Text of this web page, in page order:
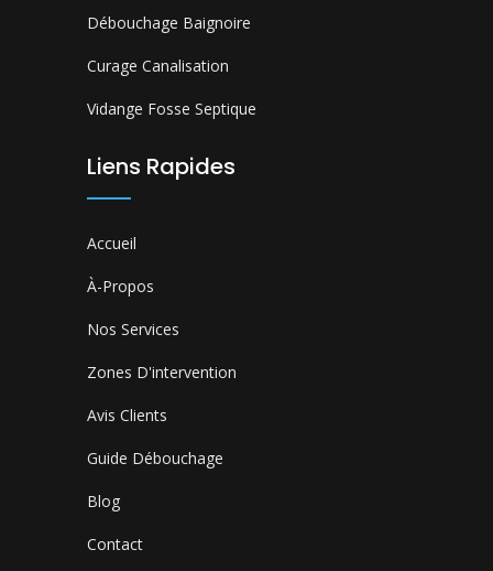
Débouchage Baignoire
Curage Canalisation
Vidange Fosse Septique
Liens Rapides
Accueil
À-Propos
Nos Services
Zones D'intervention
Avis Clients
Guide Débouchage
Blog
Contact